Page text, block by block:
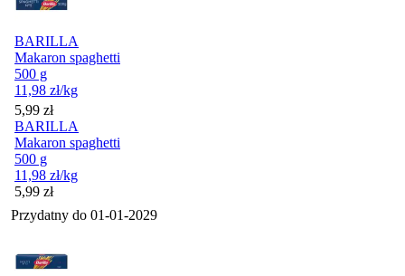
BARILLA
Makaron spaghetti
500 g
11,98 zł/kg
Cena
5,99 zł
BARILLA
Makaron spaghetti
500 g
11,98 zł/kg
Cena
5,99 zł
Przydatny do 01-01-2029